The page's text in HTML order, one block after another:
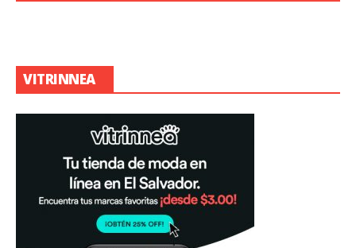
VITRINNEA